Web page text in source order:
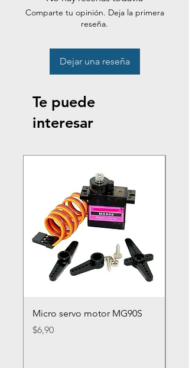
Comparte tu opinión. Deja la primera
reseña.
Dejar una reseña
Te puede
interesar
Micro servo motor MG90S
Precio
$6,90